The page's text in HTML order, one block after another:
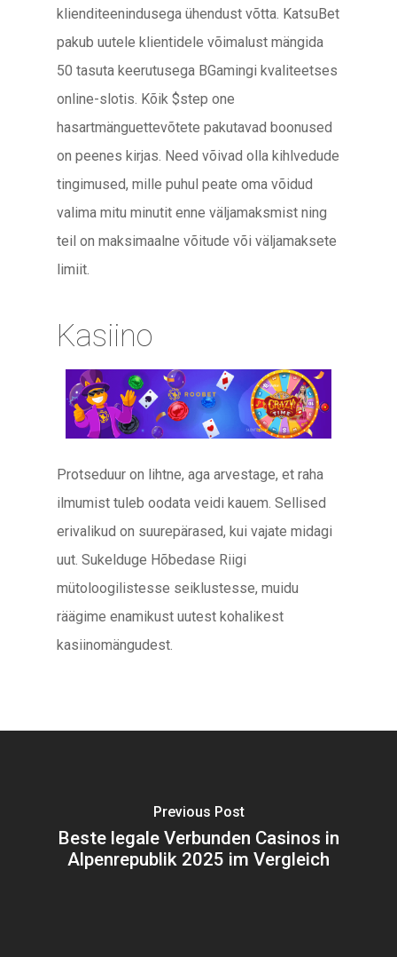
klienditeenindusega ühendust võtta. KatsuBet
pakub uutele klientidele võimalust mängida
50 tasuta keerutusega BGamingi kvaliteetses
online-slotis. Kõik $step one
hasartmänguettevõtete pakutavad boonused
on peenes kirjas. Need võivad olla kihlvedude
tingimused, mille puhul peate oma võidud
valima mitu minutit enne väljamaksmist ning
teil on maksimaalne võitude või väljamaksete
limiit.
Kasiino
Protseduur on lihtne, aga arvestage, et raha
ilmumist tuleb oodata veidi kauem. Sellised
erivalikud on suurepärased, kui vajate midagi
uut. Sukelduge Hõbedase Riigi
mütoloogilistesse seiklustesse, muidu
räägime enamikust uutest kohalikest
kasiinomängudest.
Previous Post
Beste legale Verbunden Casinos in
Alpenrepublik 2025 im Vergleich